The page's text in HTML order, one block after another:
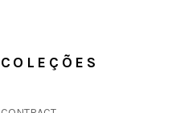
COLEÇÕES